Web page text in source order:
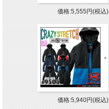
価格:5,555円(税込)
価格:5,940円(税込)